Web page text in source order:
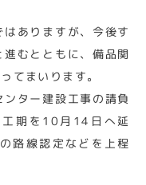
ありますが、今後す
むとともに、備品関
てまいります。
ター建設工事の請負
期を10月14日へ延
路線認定などを上程